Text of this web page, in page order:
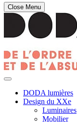
Close Menu
DODA lumières
Design du XXe
Luminaires
Mobilier